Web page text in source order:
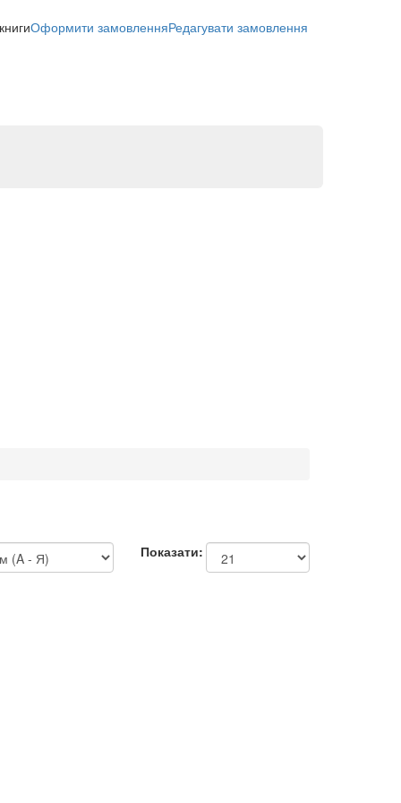
Оформити замовленняРедагувати замовлення
Показати: